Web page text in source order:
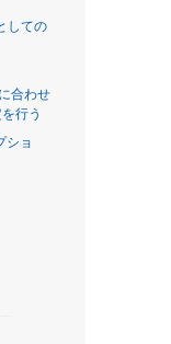
しての
合わせ
行う
ショ